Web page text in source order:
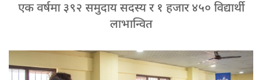
एक वर्षमा ३९२ समुदाय सदस्य र १ हजार ४५० विद्यार्थी
लाभान्वित